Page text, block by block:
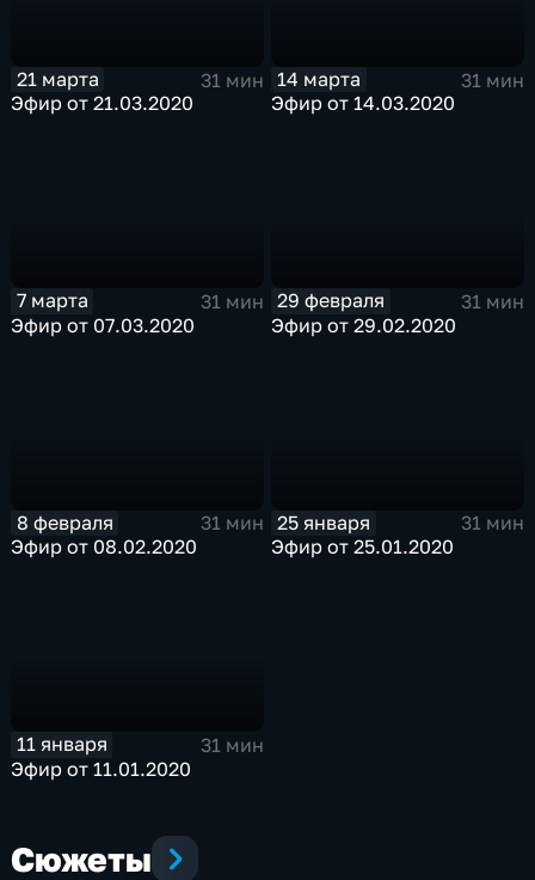
21 марта
31 мин
Эфир от 21.03.2020
14 марта
31 мин
Эфир от 14.03.2020
7 марта
31 мин
Эфир от 07.03.2020
29 февраля
31 мин
Эфир от 29.02.2020
8 февраля
31 мин
Эфир от 08.02.2020
25 января
31 мин
Эфир от 25.01.2020
11 января
31 мин
Эфир от 11.01.2020
Сюжеты